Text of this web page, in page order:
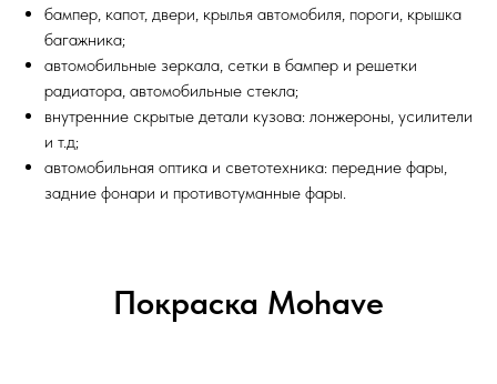
бампер, капот, двери, крылья автомобиля, пороги, крышка
багажника;
автомобильные зеркала, сетки в бампер и решетки
радиатора, автомобильные стекла;
внутренние скрытые детали кузова: лонжероны, усилители
и т.д;
автомобильная оптика и светотехника: передние фары,
задние фонари и противотуманные фары.
Покраска Mohave